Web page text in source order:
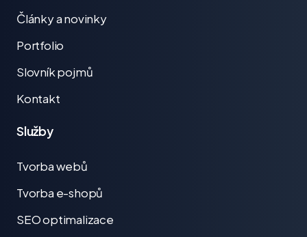
Články a novinky
Portfolio
Slovník pojmů
Kontakt
Služby
Tvorba webů
Tvorba e-shopů
SEO optimalizace